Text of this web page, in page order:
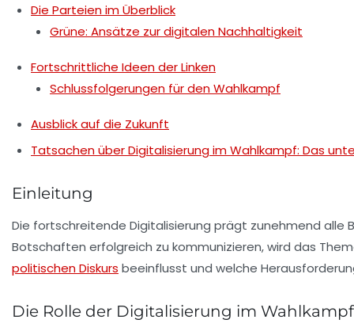
Die Parteien im Überblick
Grüne: Ansätze zur digitalen Nachhaltigkeit
Fortschrittliche Ideen der Linken
Schlussfolgerungen für den Wahlkampf
Ausblick auf die Zukunft
Tatsachen über Digitalisierung im Wahlkampf: Das
Einleitung
Die fortschreitende Digitalisierung prägt zunehmend alle
Botschaften erfolgreich zu kommunizieren, wird das
politischen Diskurs beeinflusst und welche
Die Rolle der Digitalisierung im Wahlkampf